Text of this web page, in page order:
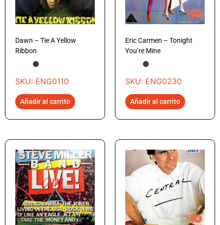
Dawn – Tie A Yellow
Ribbon
SKU: ENG0110
Añadir al carrito
Eric Carmen – Tonight
You’re Mine
SKU: ENG0230
Añadir al carrito